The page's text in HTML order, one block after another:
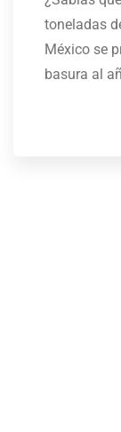
toneladas
México se
basura al